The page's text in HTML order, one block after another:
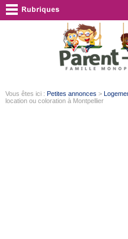
Vous êtes ici : Petites annonces >
location ou coloration à Montpellier